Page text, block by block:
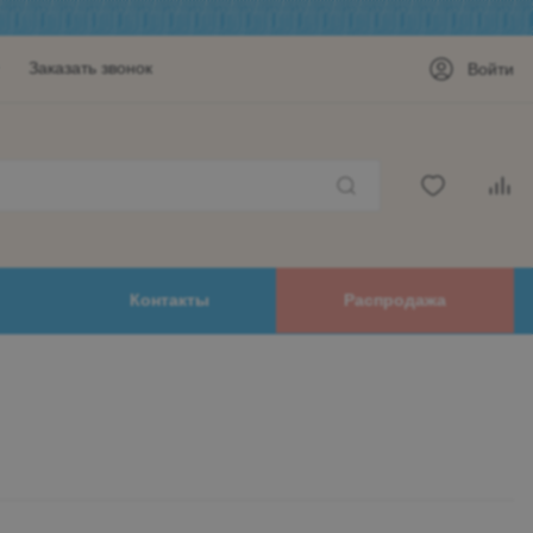
Заказать звонок Войти
Контакты Распродажа